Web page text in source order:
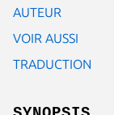
AUTEUR
VOIR AUSSI
TRADUCTION